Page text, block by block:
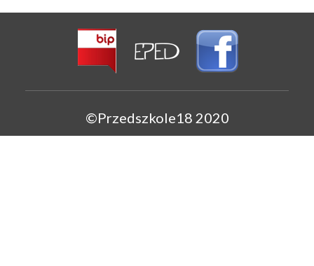
©Przedszkole18 2020